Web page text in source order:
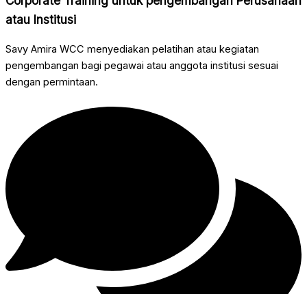
atau Institusi
Savy Amira WCC menyediakan pelatihan atau kegiatan
pengembangan bagi pegawai atau anggota institusi sesuai
dengan permintaan.